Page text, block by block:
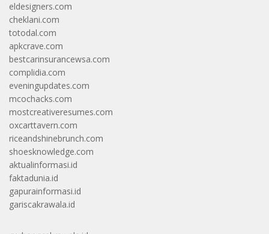
eldesigners.com
cheklani.com
totodal.com
apkcrave.com
bestcarinsurancewsa.com
complidia.com
eveningupdates.com
mcochacks.com
mostcreativeresumes.com
oxcarttavern.com
riceandshinebrunch.com
shoesknowledge.com
aktualinformasi.id
faktadunia.id
gapurainformasi.id
gariscakrawala.id